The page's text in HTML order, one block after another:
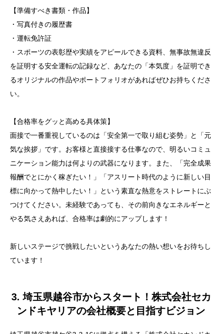
【準備すべき書類・作品】
・写真付きの履歴書
・運転免許証
・スポーツの表彰歴や実績をアピールできる資料、無事故無違反
を証明する安全運転の記録など、あなたの「本気度」を証明でき
るオリジナルの作品やポートフォリオがあればぜひお持ちくださ
い。
【合格率をグッと高める具体策】
面接で一番重視しているのは「安全第一で取り組む姿勢」と「元
気な挨拶」です。お客様と直接接する仕事なので、明るいコミュ
ニケーション能力は何よりの武器になります。また、「完全成果
報酬でとにかく稼ぎたい！」「アスリート時代のように新しい目
標に向かって熱中したい！」という素直な熱意をストレートにぶ
つけてください。未経験であっても、その前向きなエネルギーと
やる気さえあれば、合格率は劇的にアップします！
新しいステージで挑戦したいというあなたの熱い想いをお待ちし
ています！
3. 埼玉県越谷市からスタート！株式会社セカ
ンドキヤリアの会社概要と目指すビジョン